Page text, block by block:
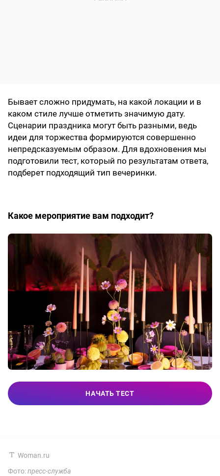
Бывает сложно придумать, на какой локации и в
каком стиле лучше отметить значимую дату.
Сценарии праздника могут быть разными, ведь
идеи для торжества формируются совершенно
непредсказуемым образом. Для вдохновения мы
подготовили тест, который по результатам ответа,
подберет подходящий тип вечеринки.
Какое мероприятие вам подходит?
НАЧАТЬ ТЕСТ
Woman.ru
Фото:пресс-служба